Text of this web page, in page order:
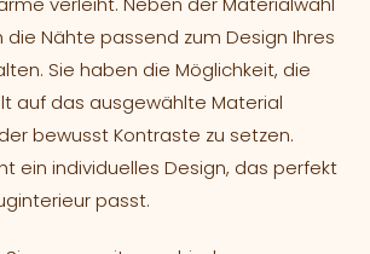
die Nähte passend zum Design Ihres
Sie haben die Möglichkeit, die
auf das ausgewählte Material
bewusst Kontraste zu setzen.
ein individuelles Design, das perfekt
passt.